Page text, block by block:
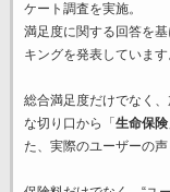
ケート調査を実施。
満足度に関する回答を
キングを発表しています
総合満足度だけでなく
な切り口から「 生命保険
た、実際のユーザーの声